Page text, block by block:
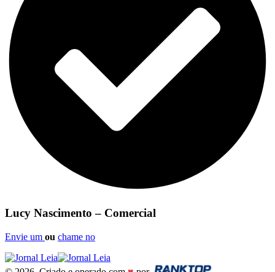
Lucy Nascimento – Comercial
Envie um ou chame no